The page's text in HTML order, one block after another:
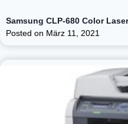
Samsung CLP-680 Color
Posted on März 11, 2021